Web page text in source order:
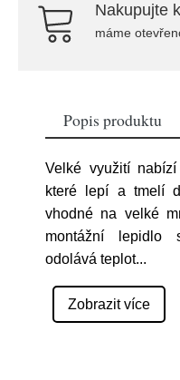
Nakupujte
máme
Popis produktu
Velké využití
které lepí a tmelí
vhodné na velké
montážní lepidlo
odolává teplot...
Zobrazit více